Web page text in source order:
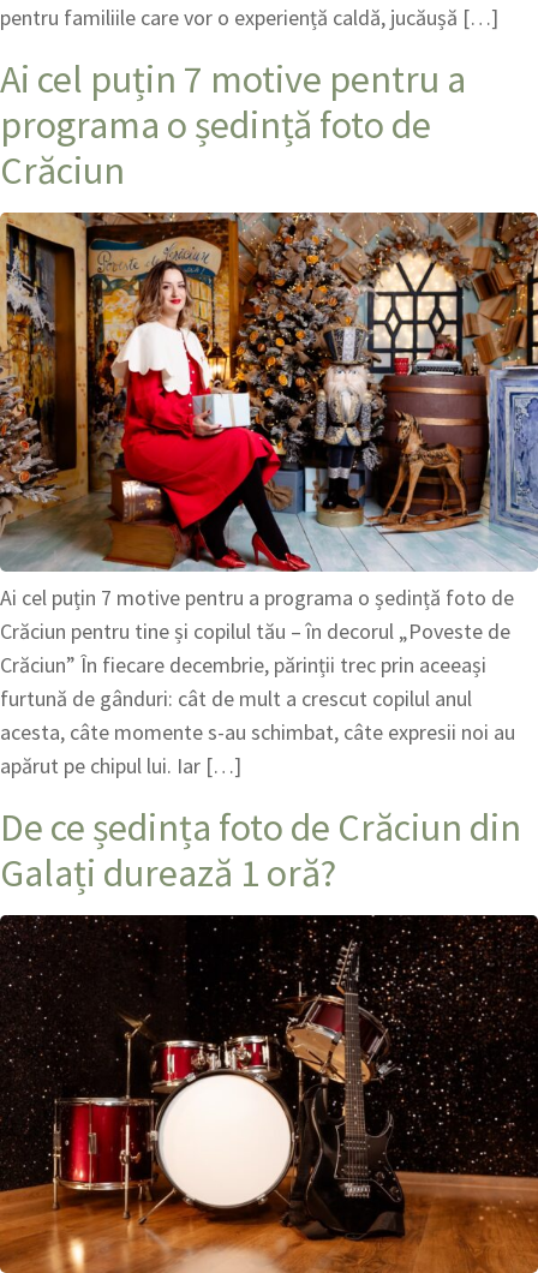
pentru familiile care vor o experiență caldă, jucăușă […]
Ai cel puțin 7 motive pentru a
programa o ședință foto de
Crăciun
Ai cel puțin 7 motive pentru a programa o ședință foto de
Crăciun pentru tine și copilul tău – în decorul „Poveste de
Crăciun” În fiecare decembrie, părinții trec prin aceeași
furtună de gânduri: cât de mult a crescut copilul anul
acesta, câte momente s-au schimbat, câte expresii noi au
apărut pe chipul lui. Iar […]
De ce ședința foto de Crăciun din
Galați durează 1 oră?